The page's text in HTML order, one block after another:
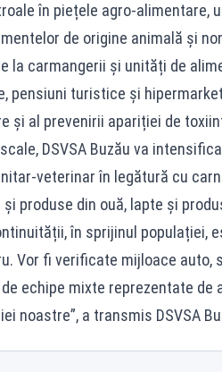
în piețele agro-alimentare,
de origine animală și
la carmangerii și unități de
pensiuni turistice și
și al prevenirii apariției de
DSVSA Buzău va intensifica
veterinar în legătură cu
produse din ouă, lapte și
în sprijinul populației,
Vor fi verificate mijloace auto,
echipe mixte reprezentate de
noastre”, a transmis DSVSA